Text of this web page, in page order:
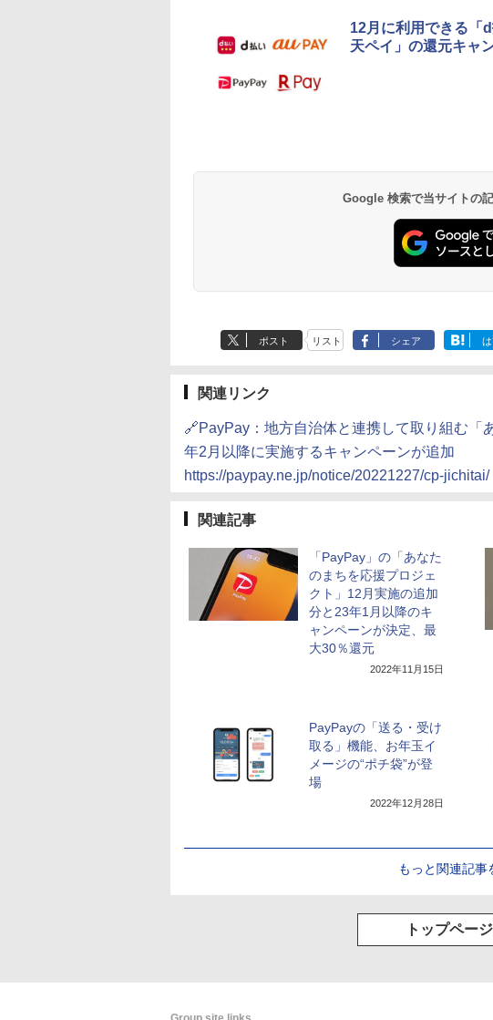
12月に利用できる「
天ペイ」の還元キャ
Google 検索で当サイトの
ポスト リスト シェア
関連リンク
🔗PayPay：地方自治体と連携して取り組む「
年2月以降に実施するキャンペーンが追加
https://paypay.ne.jp/notice/20221227/cp-jichitai/
関連記事
「PayPay」の「あなた
のまちを応援プロジェ
クト」12月実施の追加
分と23年1月以降のキ
ャンペーンが決定、最
大30％還元
2022年11月15日
PayPayの「送る・受け
取る」機能、お年玉イ
メージの“ポチ袋”が登
場
2022年12月28日
もっと関連記事
トップペー